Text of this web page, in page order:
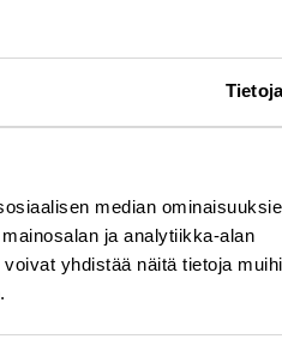
Tietoja
median
ja analytiikka-alan
yhdistää näitä tietoja